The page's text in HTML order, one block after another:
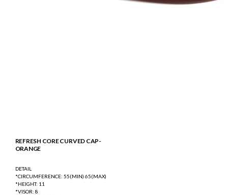
REFRESH CORE CURVED CAP-
ORANGE
DETAIL
*CIRCUMFERENCE: 55(MIN) 65(MAX)
*HEIGHT: 11
*VISOR: 8